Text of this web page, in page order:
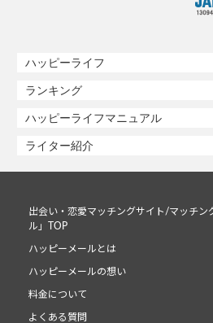
ハッピーライフ
ランキング
ハッピーライフマニュアル
ライター紹介
出会い・恋愛マッチングサイト/マッチン
ル」TOP
ハッピーメールとは
ハッピーメールの想い
料金について
よくある質問